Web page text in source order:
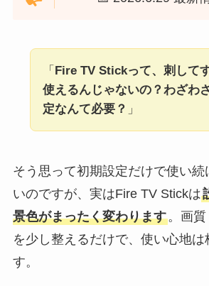
「 Fire TV Stickって、刺して
使えるんじゃないの？わざわ
定なんて必要？ 」
そう思って初期設定だけで使い続
いのですが、実はFire TV Stickは
景色がまったく変わります。画質
を少し整えるだけで、使い心地は
す。